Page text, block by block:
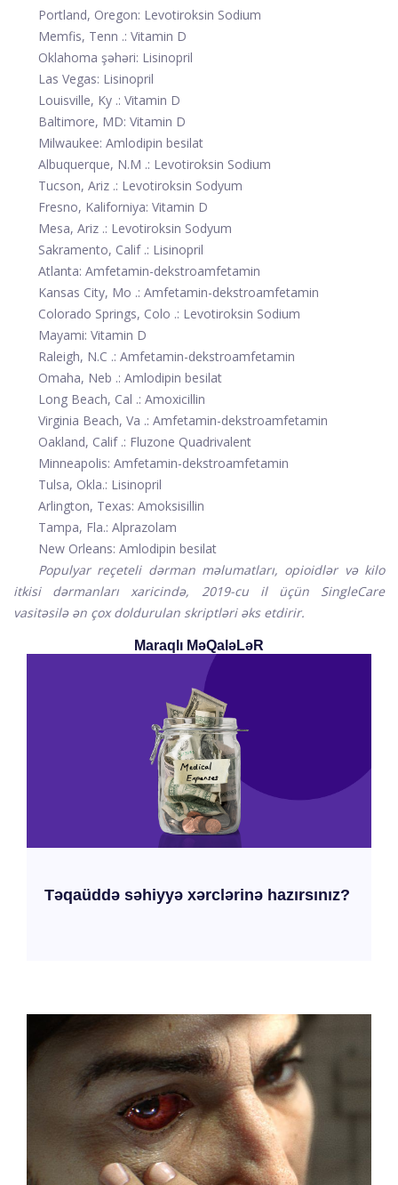
Portland, Oregon: Levotiroksin Sodium
Memfis, Tenn .: Vitamin D
Oklahoma şəhəri: Lisinopril
Las Vegas: Lisinopril
Louisville, Ky .: Vitamin D
Baltimore, MD: Vitamin D
Milwaukee: Amlodipin besilat
Albuquerque, N.M .: Levotiroksin Sodium
Tucson, Ariz .: Levotiroksin Sodyum
Fresno, Kaliforniya: Vitamin D
Mesa, Ariz .: Levotiroksin Sodyum
Sakramento, Calif .: Lisinopril
Atlanta: Amfetamin-dekstroamfetamin
Kansas City, Mo .: Amfetamin-dekstroamfetamin
Colorado Springs, Colo .: Levotiroksin Sodium
Mayami: Vitamin D
Raleigh, N.C .: Amfetamin-dekstroamfetamin
Omaha, Neb .: Amlodipin besilat
Long Beach, Cal .: Amoxicillin
Virginia Beach, Va .: Amfetamin-dekstroamfetamin
Oakland, Calif .: Fluzone Quadrivalent
Minneapolis: Amfetamin-dekstroamfetamin
Tulsa, Okla.: Lisinopril
Arlington, Texas: Amoksisillin
Tampa, Fla.: Alprazolam
New Orleans: Amlodipin besilat
Populyar reçeteli dərman məlumatları, opioidlər və kilo
itkisi dərmanları xaricində, 2019-cu il üçün SingleCare
vasitəsilə ən çox doldurulan skriptləri əks etdirir.
Maraqlı MəQaləLəR
Təqaüddə səhiyyə xərclərinə hazırsınız?